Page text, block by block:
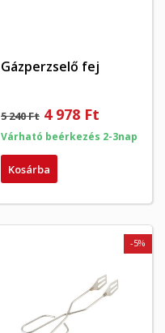
Gázperzselő fej
5 240 Ft 4 978 Ft
Várható beérkezés 2-3nap
Kosárba
-5%